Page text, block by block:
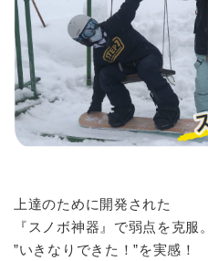
上達のために開発された
『スノボ神器』で弱点を克服。
”いきなりできた！”を実感！